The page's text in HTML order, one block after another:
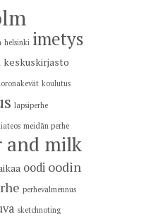
helsinki imetys
keskuskirjasto
koulutus
lapsiperhe
meidän perhe
and milk
oodi oodin
perhevalmennus
sketchnoting